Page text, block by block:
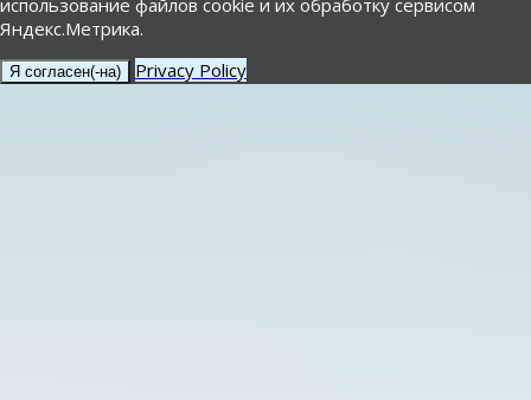
Яндекс.Метрика.
Я согласен(-на) Privacy Policy